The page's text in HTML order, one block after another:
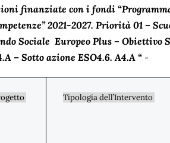
finanziate con i fondi
2021-2027. Priorità 01 –
Sociale Europeo Plus – Obiettivo
– Sotto azione ESO4.6. A4.A “ -
Tipologia dell’Intervento